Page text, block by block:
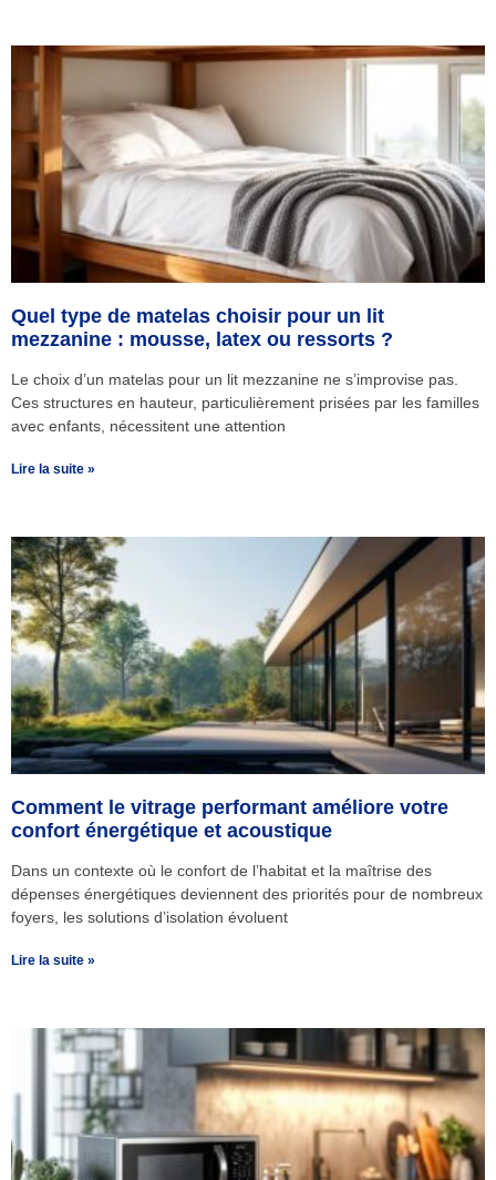
Quel type de matelas choisir pour un lit
mezzanine : mousse, latex ou ressorts ?
Le choix d’un matelas pour un lit mezzanine ne s’improvise pas.
Ces structures en hauteur, particulièrement prisées par les familles
avec enfants, nécessitent une attention
Lire la suite »
Comment le vitrage performant améliore votre
confort énergétique et acoustique
Dans un contexte où le confort de l’habitat et la maîtrise des
dépenses énergétiques deviennent des priorités pour de nombreux
foyers, les solutions d’isolation évoluent
Lire la suite »